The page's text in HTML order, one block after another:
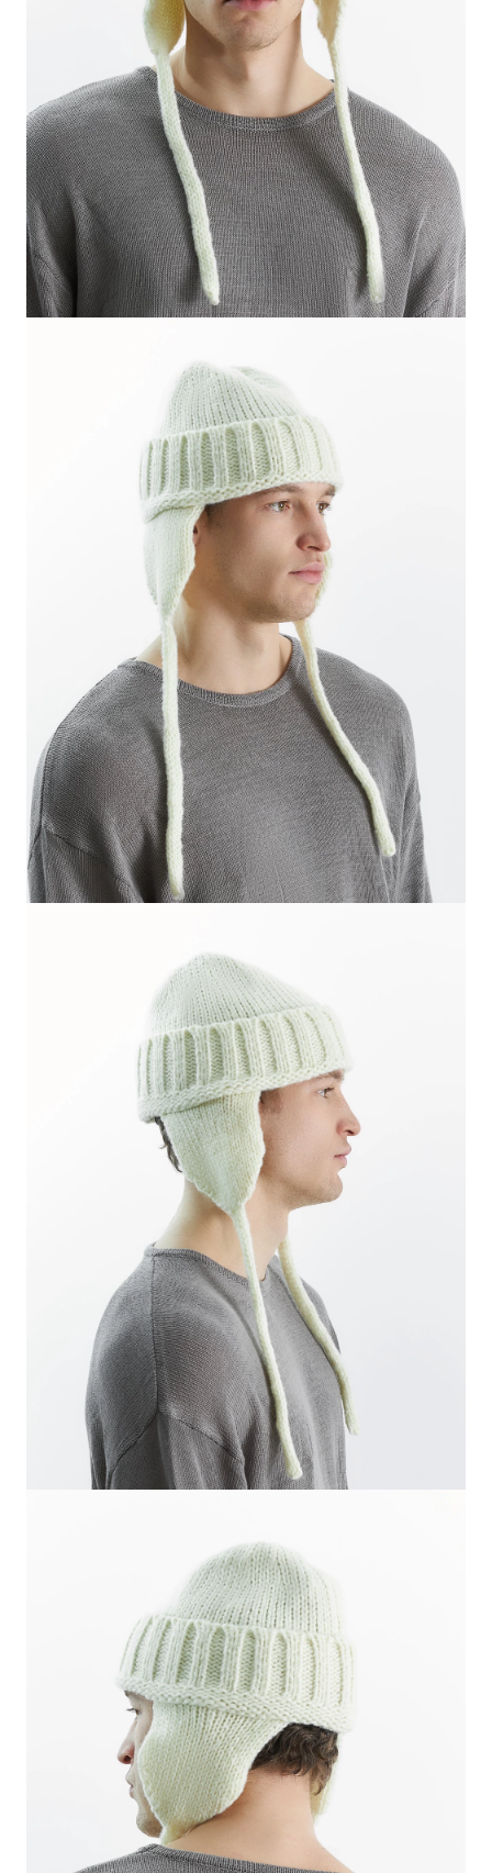
СВИТЕРА И КАРДИГАНЫ
СМОТРЕТЬ ВСЕ